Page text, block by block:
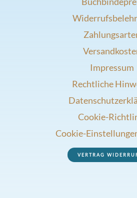
Impressum
Rechtliche
Cookie-
Cookie-
VERTRAG